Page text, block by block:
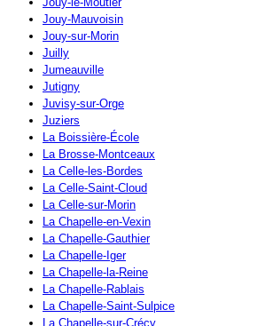
Jouy-Mauvoisin
Jouy-sur-Morin
Juilly
Jumeauville
Jutigny
Juvisy-sur-Orge
Juziers
La Boissière-École
La Brosse-Montceaux
La Celle-les-Bordes
La Celle-Saint-Cloud
La Celle-sur-Morin
La Chapelle-en-Vexin
La Chapelle-Gauthier
La Chapelle-Iger
La Chapelle-la-Reine
La Chapelle-Rablais
La Chapelle-Saint-Sulpice
La Chapelle-sur-Crécy